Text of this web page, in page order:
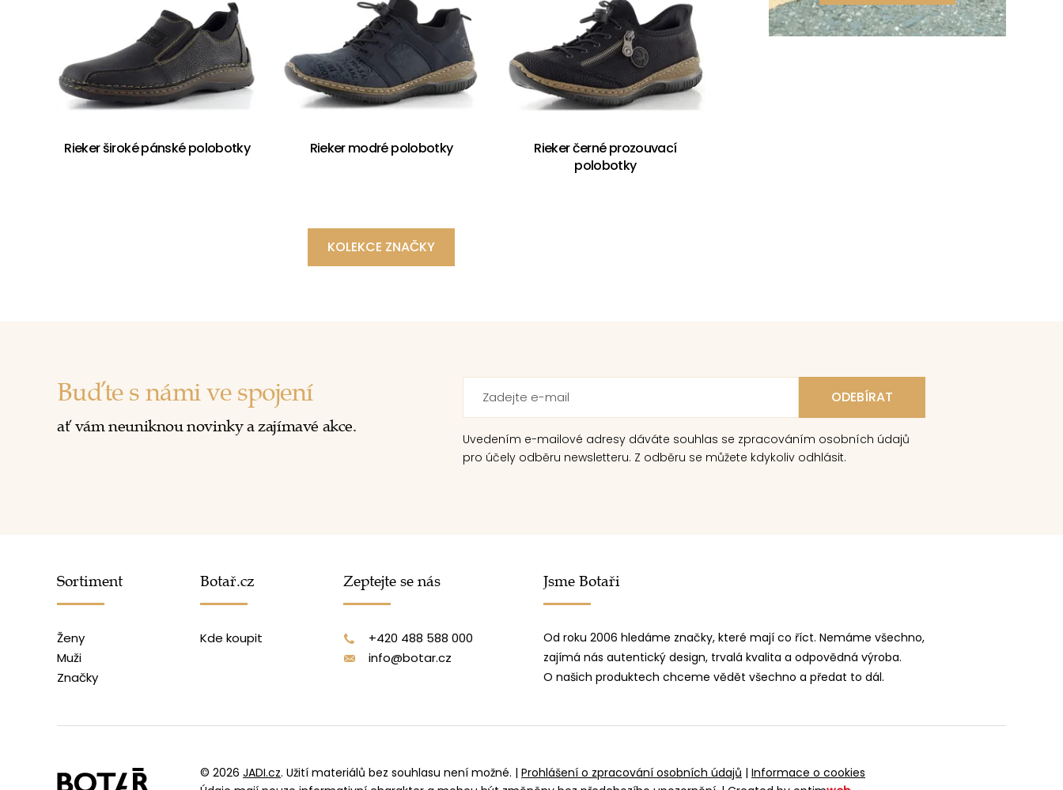
Rieker široké pánské polobotky Rieker modré polobotky
Rieker černé prozouvací
polobotky
KOLEKCE ZNAČKY
Buďte s námi ve spojení
ať vám neuniknou novinky a zajímavé akce.
Uvedením e-mailové adresy dáváte souhlas se zpracováním osobních údajů
pro účely odběru newsletteru. Z odběru se můžete kdykoliv odhlásit.
Sortiment
Ženy
Muži
Značky
Botař.cz
Kde koupit
Zeptejte se nás
+420 488 588 000
info@botar.cz
Jsme Botaři
Od roku 2006 hledáme značky, které mají co říct. Nemáme všechno,
zajímá nás autentický design, trvalá kvalita a odpovědná výroba.
O našich produktech chceme vědět všechno a předat to dál.
© 2026 JADI.cz. Užití materiálů bez souhlasu není možné. | Prohlášení o zpracování osobních údajů | Informace o cookies